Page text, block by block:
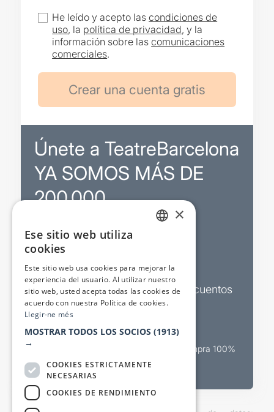
He leído y acepto lascondiciones de
uso, la política de privacidad, y la
información sobre lascomunicaciones
comerciales.
Únete a TeatreBarcelona
YA SOMOS MÁS DE
200.000
Promociones
Sorteos exclusivos
Boletines de actualidad y descuentos
Valora espectáculos
Canal oficial de venta teatral Compra 100%
segura
×
Ese sitio web utiliza
cookies
Este sitio web usa cookies para mejorar la
experiencia del usuario. Al utilizar nuestro
sitio web, usted acepta todas las cookies de
acuerdo con nuestra Política de cookies.
Llegir-ne més
MOSTRAR TODOS LOS SOCIOS (1913)
→
COOKIES ESTRICTAMENTE
NECESARIAS
COOKIES DE RENDIMIENTO